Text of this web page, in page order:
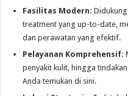
Fasilitas Modern:
treatment yang up-to-date,
dan perawatan yang efektif.
Pelayanan Komprehensif:
penyakit kulit, hingga
Anda temukan di sini.